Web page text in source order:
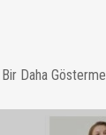
Bir Daha Gösterme